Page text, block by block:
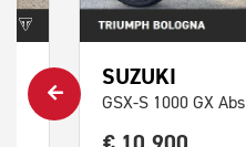
SUZUKI
GSX-S 1000 GX Abs